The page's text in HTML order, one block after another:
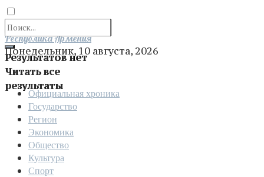
Результатов нет
Читать все
результаты
Отправить
Республика Армения
Понедельник, 10 августа, 2026
Официальная хроника
Государство
Регион
Экономика
Общество
Культура
Спорт